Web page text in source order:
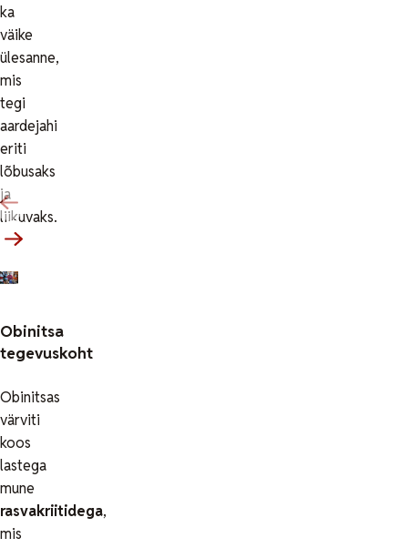
ka
väike
ülesanne,
mis
tegi
aardejahi
eriti
lõbusaks
ja
liikuvaks.
Obinitsa
tegevuskoht
Obinitsas
värviti
koos
lastega
mune
rasvakriitidega,
mis